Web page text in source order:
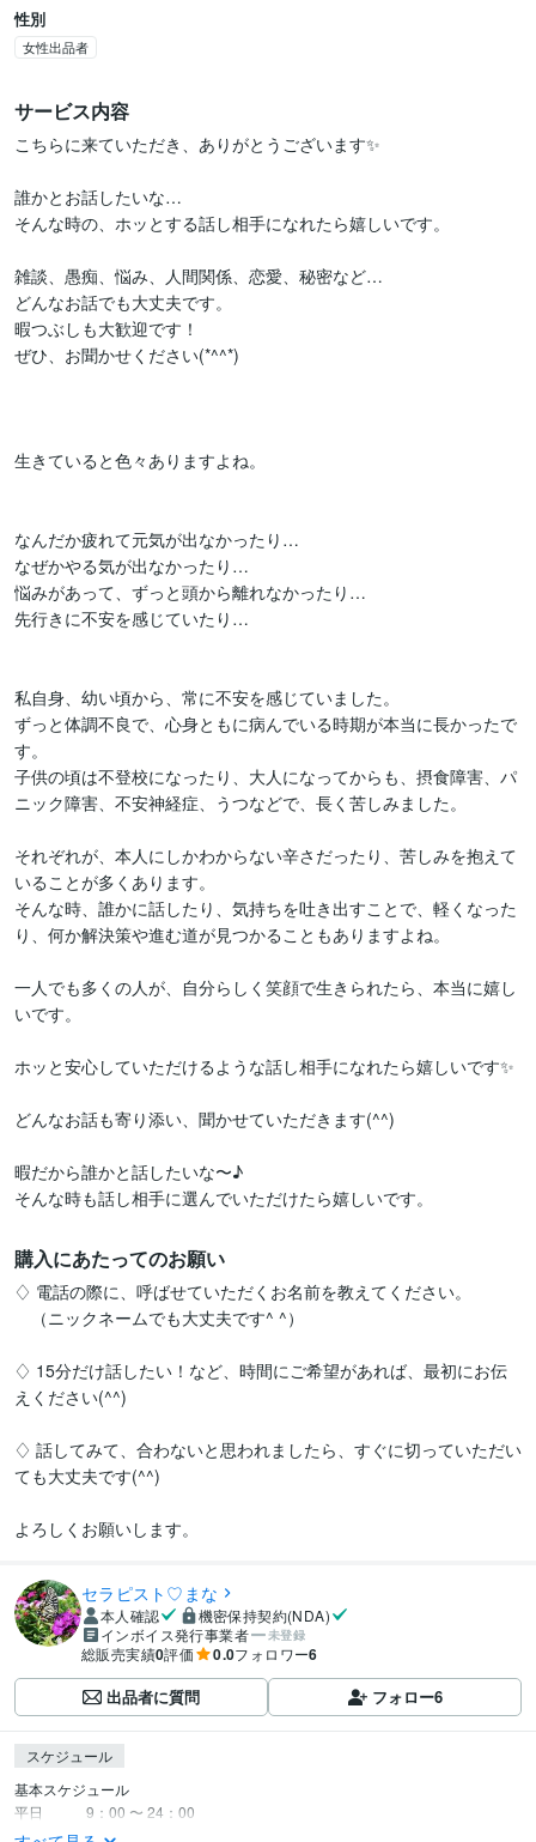
性別
女性出品者
サービス内容
こちらに来ていただき、ありがとうございます✨
誰かとお話したいな…
そんな時の、ホッとする話し相手になれたら嬉しいです。
雑談、愚痴、悩み、人間関係、恋愛、秘密など…
どんなお話でも大丈夫です。
暇つぶしも大歓迎です！
ぜひ、お聞かせください(*^^*)
生きていると色々ありますよね。
なんだか疲れて元気が出なかったり…
なぜかやる気が出なかったり…
悩みがあって、ずっと頭から離れなかったり…
先行きに不安を感じていたり…
私自身、幼い頃から、常に不安を感じていました。
ずっと体調不良で、心身ともに病んでいる時期が本当に長かったで
す。
子供の頃は不登校になったり、大人になってからも、摂食障害、パ
ニック障害、不安神経症、うつなどで、長く苦しみました。
それぞれが、本人にしかわからない辛さだったり、苦しみを抱えて
いることが多くあります。
そんな時、誰かに話したり、気持ちを吐き出すことで、軽くなった
り、何か解決策や進む道が見つかることもありますよね。
一人でも多くの人が、自分らしく笑顔で生きられたら、本当に嬉し
いです。
ホッと安心していただけるような話し相手になれたら嬉しいです✨
どんなお話も寄り添い、聞かせていただきます(^^)
暇だから誰かと話したいな〜♪
そんな時も話し相手に選んでいただけたら嬉しいです。
購入にあたってのお願い
♢ 電話の際に、呼ばせていただくお名前を教えてください。
（ニックネームでも大丈夫です^ ^）
♢ 15分だけ話したい！など、時間にご希望があれば、最初にお伝
えください(^^)
♢ 話してみて、合わないと思われましたら、すぐに切っていただい
ても大丈夫です(^^)
よろしくお願いします。
セラピスト♡まな
本人確認
機密保持契約(NDA)
インボイス発行事業者
未登録
総販売実績0評価 0.0フォロワー6
出品者に質問 フォロー6
スケジュール
基本スケジュール
平日　　　9：00 〜 24：00